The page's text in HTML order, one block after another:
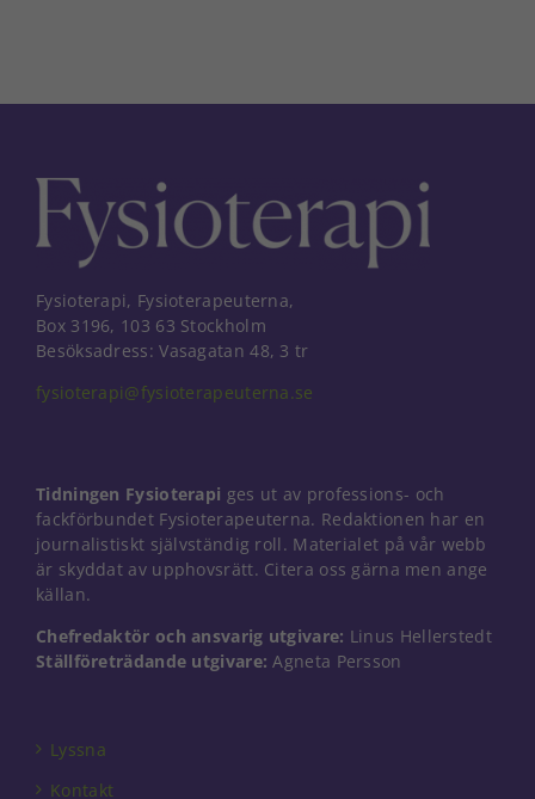
Fysioterapi, Fysioterapeuterna,
Box 3196, 103 63 Stockholm
Besöksadress: Vasagatan 48, 3 tr
fysioterapi@fysioterapeuterna.se
Tidningen Fysioterapi ges ut av professions- och
fackförbundet Fysioterapeuterna. Redaktionen har en
journalistiskt självständig roll. Materialet på vår webb
är skyddat av upphovsrätt. Citera oss gärna men ange
källan.
Chefredaktör och ansvarig utgivare: Linus Hellerstedt
Ställföreträdande utgivare: Agneta Persson
Lyssna
Kontakt
Nödvändiga